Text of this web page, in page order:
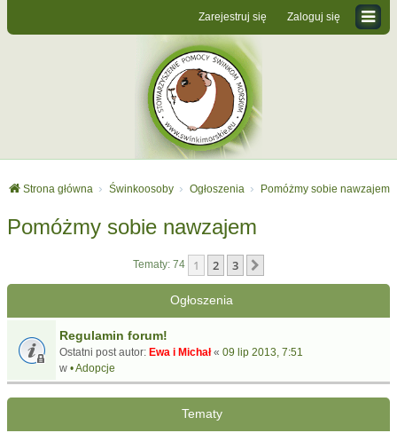
Zaloguj się
Zarejestruj się
Strona główna Świnkoosoby Ogłoszenia Pomóżmy sobie nawzajem
Pomóżmy sobie nawzajem
Tematy: 74 1 2 3
Ogłoszenia
Regulamin forum!
Ostatni post autor: Ewa i Michał« 09 lip 2013, 7:51
w • Adopcje
Tematy